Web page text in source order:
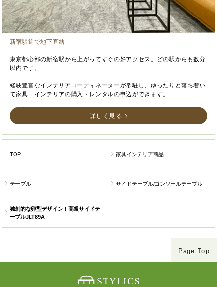
新宿駅近で地下直結
東京都心部の新宿駅から上がってすぐの好アクセス。どの駅からも数分
以内です。
経験豊富なインテリアコーディネーターが常駐し、ゆったりと落ち着い
て家具・インテリアの購入・レンタルの申込ができます。
詳しく見る
TOP 家具インテリア商品
テーブル サイドテーブル/コンソールテーブル
独創的な卵型デザイン！高級サイドテ
ーブルJLT89A
Page Top